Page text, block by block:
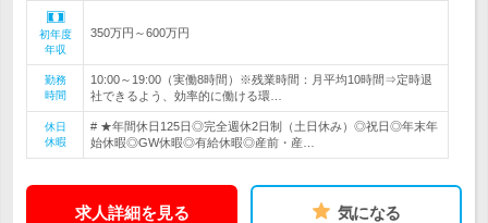
初年度
年収
350万円～600万円
勤務
時間
10:00～19:00（実働8時間）※残業時間：月平均10時間⇒定時退
社できるよう、効率的に働ける環…
休日
休暇
# ★年間休日125日◎完全週休2日制（土日休み）◎祝日◎年末年
始休暇◎GW休暇◎有給休暇◎産前・産…
求人詳細を見る 気になる